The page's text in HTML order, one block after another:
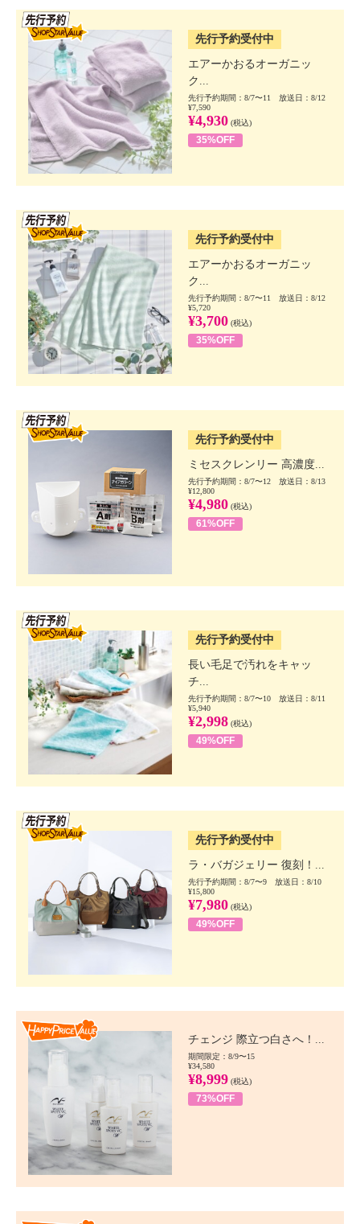
先行予約受付中
エアーかおるオーガニッ
ク...
先行予約期間：8/7〜11 放送日：8/12
¥7,590
¥4,930 (税込)
35%OFF
先行予約受付中
エアーかおるオーガニッ
ク...
先行予約期間：8/7〜11 放送日：8/12
¥5,720
¥3,700 (税込)
35%OFF
先行予約受付中
ミセスクレンリー 高濃度...
先行予約期間：8/7〜12 放送日：8/13
¥12,800
¥4,980 (税込)
61%OFF
先行予約受付中
長い毛足で汚れをキャッ
チ...
先行予約期間：8/7〜10 放送日：8/11
¥5,940
¥2,998 (税込)
49%OFF
先行予約受付中
ラ・バガジェリー 復刻！...
先行予約期間：8/7〜9 放送日：8/10
¥15,800
¥7,980 (税込)
49%OFF
チェンジ 際立つ白さへ！...
期間限定：8/9〜15
¥34,580
¥8,999 (税込)
73%OFF